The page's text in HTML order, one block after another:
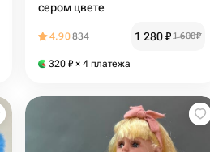
сером цвете
4.90834 1 280₽1 600₽
320 ₽ × 4 платежа